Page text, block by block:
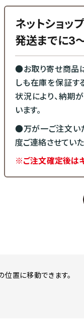
ネットショッ
発送までに3
●お取り寄せ商品
しも在庫を保証す
状況により、納期
います。
●万が一ご注文い
度ご連絡させていた
※ご注文確定後は
位置に移動できます。